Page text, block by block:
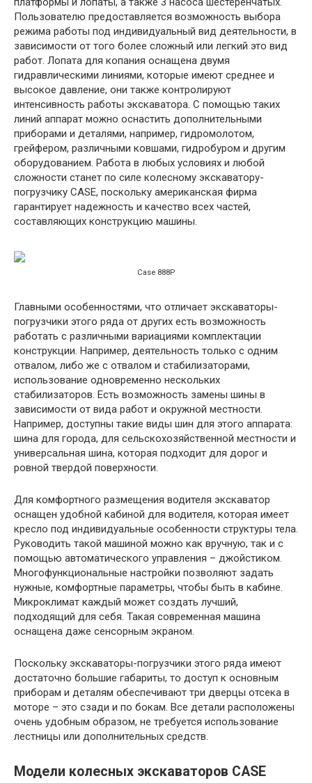
Пользователю предоставляется возможность выбора
режима работы под индивидуальный вид деятельности, в
зависимости от того более сложный или легкий это вид
работ. Лопата для копания оснащена двумя
гидравлическими линиями, которые имеют среднее и
высокое давление, они также контролируют
интенсивность работы экскаватора. С помощью таких
линий аппарат можно оснастить дополнительными
приборами и деталями, например, гидромолотом,
грейфером, различными ковшами, гидробуром и другим
оборудованием. Работа в любых условиях и любой
сложности станет по силе колесному экскаватору-
погрузчику CASE, поскольку американская фирма
гарантирует надежность и качество всех частей,
составляющих конструкцию машины.
Case 888P
Главными особенностями, что отличает экскаваторы-
погрузчики этого ряда от других есть возможность
работать с различными вариациями комплектации
конструкции. Например, деятельность только с одним
отвалом, либо же с отвалом и стабилизаторами,
использование одновременно нескольких
стабилизаторов. Есть возможность замены шины в
зависимости от вида работ и окружной местности.
Например, доступны такие виды шин для этого аппарата:
шина для города, для сельскохозяйственной местности и
универсальная шина, которая подходит для дорог и
ровной твердой поверхности.
Для комфортного размещения водителя экскаватор
оснащен удобной кабиной для водителя, которая имеет
кресло под индивидуальные особенности структуры тела.
Руководить такой машиной можно как вручную, так и с
помощью автоматического управления – джойстиком.
Многофункциональные настройки позволяют задать
нужные, комфортные параметры, чтобы быть в кабине.
Микроклимат каждый может создать лучший,
подходящий для себя. Такая современная машина
оснащена даже сенсорным экраном.
Поскольку экскаваторы-погрузчики этого ряда имеют
достаточно большие габариты, то доступ к основным
приборам и деталям обеспечивают три дверцы отсека в
моторе – это сзади и по бокам. Все детали расположены
очень удобным образом, не требуется использование
лестницы или дополнительных средств.
Модели колесных экскаваторов CASE